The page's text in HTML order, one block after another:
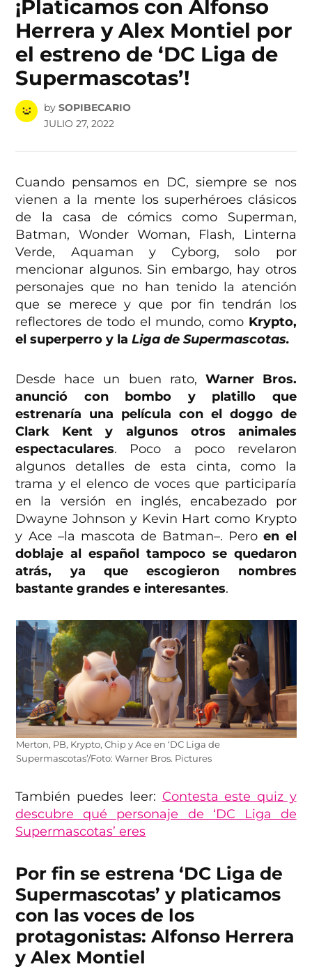
¡Platicamos con Alfonso
Herrera y Alex Montiel por
el estreno de ‘DC Liga de
Supermascotas’!
by SOPIBECARIO
JULIO 27, 2022
Cuando pensamos en DC, siempre se nos
vienen a la mente los superhéroes clásicos
de la casa de cómics como Superman,
Batman, Wonder Woman, Flash, Linterna
Verde, Aquaman y Cyborg, solo por
mencionar algunos. Sin embargo, hay otros
personajes que no han tenido la atención
que se merece y que por fin tendrán los
reflectores de todo el mundo, como Krypto,
el superperro y laLiga de Supermascotas.
Desde hace un buen rato, Warner Bros.
anunció con bombo y platillo que
estrenaría una película con el doggo de
Clark Kent y algunos otros animales
espectaculares. Poco a poco revelaron
algunos detalles de esta cinta, como la
trama y el elenco de voces que participaría
en la versión en inglés, encabezado por
Dwayne Johnson y Kevin Hart como Krypto
y Ace –la mascota de Batman–. Peroen el
doblaje al español tampoco se quedaron
atrás, ya que escogieron nombres
bastante grandes e interesantes.
Merton, PB, Krypto, Chip y Ace en ‘DC Liga de
Supermascotas’/Foto: Warner Bros. Pictures
También puedes leer: Contesta este quiz y
descubre qué personaje de ‘DC Liga de
Supermascotas’ eres
Por fin se estrena ‘DC Liga de
Supermascotas’ y platicamos
con las voces de los
protagonistas: Alfonso Herrera
y Alex Montiel